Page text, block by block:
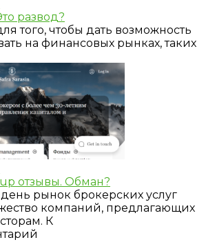
развод?
того, чтобы дать возможность
на финансовых рынках, таких
отзывы. Обман?
рынок брокерских услуг
компаний, предлагающих
К